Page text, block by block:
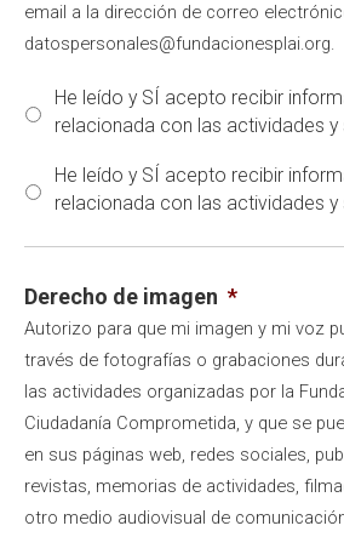
email a la dirección de correo
datospersonales@fundacionesplai.org.
He leído y SÍ acepto recibir
relacionada con las actividades y
He leído y SÍ acepto recibir
relacionada con las actividades y
Derecho de imagen *
Autorizo ​​para que mi imagen y mi voz
través de fotografías o grabaciones
las actividades organizadas por la
Ciudadanía Comprometida, y que se
en sus páginas web, redes sociales,
revistas, memorias de actividades,
otro medio audiovisual de